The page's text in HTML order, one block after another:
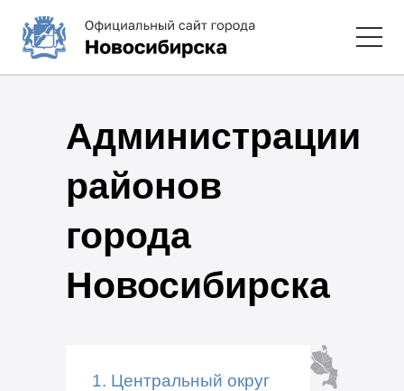
Администрации
районов
города
Новосибирска
1. Центральный округ